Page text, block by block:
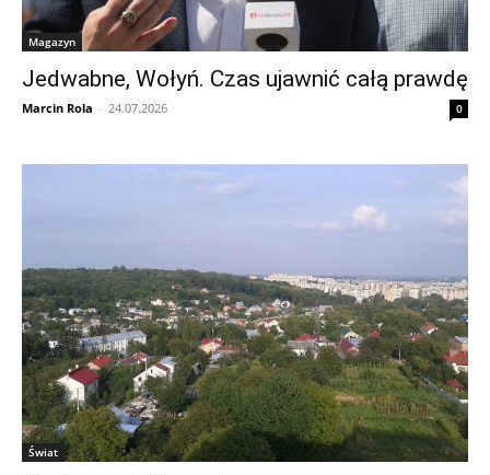
Magazyn
Jedwabne, Wołyń. Czas ujawnić całą prawdę
Marcin Rola - 24.07.2026 0
Świat